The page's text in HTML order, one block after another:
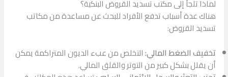
لماذا تلجأ إلى مكتب تسديد القروض البنكية؟
هناك عدة أسباب تدفع الأفراد للبحث عن مساعدة من مكاتب
تسديد القروض:
تخفيف الضغط المالي:التخلص من عبء الديون المتراكمة يمكن
أن يقلل بشكل كبير من التوتر والقلق المالي.